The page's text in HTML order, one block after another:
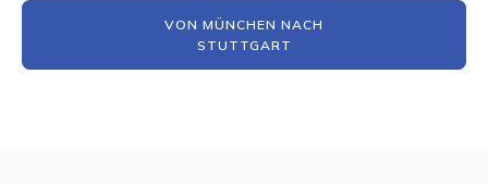
VON MÜNCHEN NACH
STUTTGART